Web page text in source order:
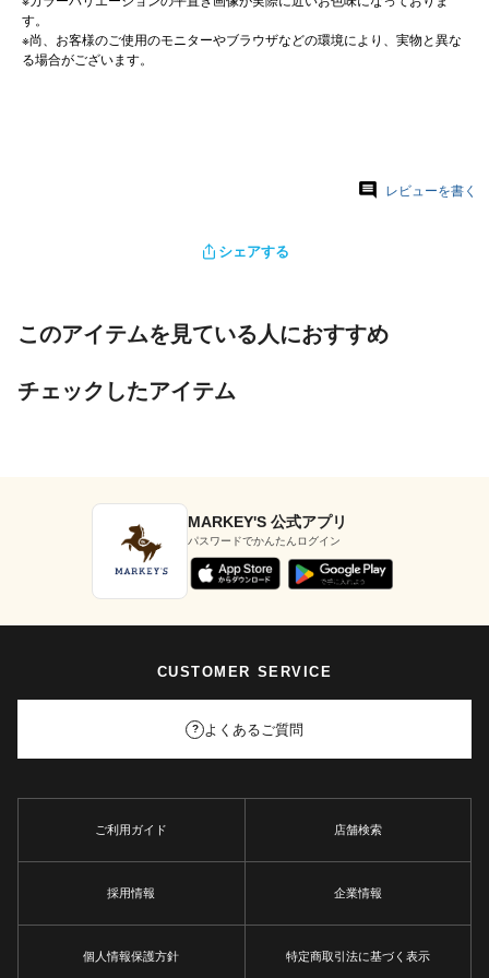
す。
※尚、お客様のご使用のモニターやブラウザなどの環境により、実物と異な
る場合がございます。
レビューを書く
シェアする
このアイテムを見ている人におすすめ
チェックしたアイテム
MARKEY'S 公式アプリ
パスワードでかんたんログイン
CUSTOMER SERVICE
? よくあるご質問
ご利用ガイド 店舗検索
採用情報 企業情報
個人情報保護方針 特定商取引法に基づく表示